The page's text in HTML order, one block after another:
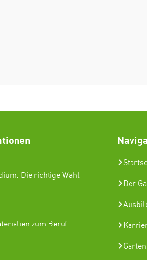
Die richtige Wahl
zum Beruf
Der